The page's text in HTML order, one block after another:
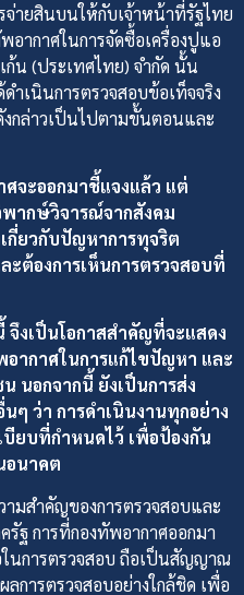
จ่ายสินบนให้กับเจ้าหน้าที่รัฐไทย
อากาศในการจัดซื้อเครื่องปูแอ
น (ประเทศไทย) จำกัด นั้น
ำเนินการตรวจสอบข้อเท็จจริง
กล่าวเป็นไปตามขั้นตอนและ
จะออกมาชี้แจงแล้ว แต่
ากษ์วิจารณ์จากสังคม
กี่ยวกับปัญหาการทุจริต
ต้องการเห็นการตรวจสอบที่
จึงเป็นโอกาสสำคัญที่จะแสดง
อากาศในการแก้ไขปัญหา และ
นอกจากนี้ ยังเป็นการส่ง
ว่า การดำเนินงานทุกอย่าง
ยบที่กำหนดไว้ เพื่อป้องกัน
อนาคต
มสำคัญของการตรวจสอบและ
รัฐ การที่กองทัพอากาศออกมา
นการตรวจสอบ ถือเป็นสัญญาณ
การตรวจสอบอย่างใกล้ชิด เพื่อ